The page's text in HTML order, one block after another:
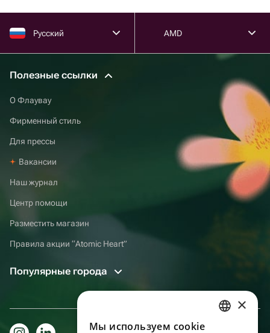
Русский AMD
Полезные ссылки
О Флаувау
Фирменный стиль
Для прессы
Вакансии
Наш журнал
Центр помощи
Разместить магазин
Правила акции “Atomic Heart”
Популярные города
×
Мы используем сookie